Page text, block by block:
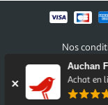
Auchan
Achat en
Nos
Conditions des
Politique de